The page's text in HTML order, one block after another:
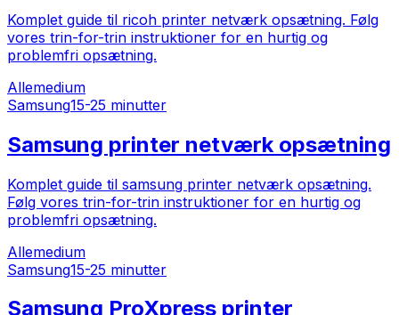
Komplet guide til ricoh printer netværk opsætning. Følg
vores trin-for-trin instruktioner for en hurtig og
problemfri opsætning.
Allemedium
Samsung15-25 minutter
Samsung printer netværk opsætning
Komplet guide til samsung printer netværk opsætning.
Følg vores trin-for-trin instruktioner for en hurtig og
problemfri opsætning.
Allemedium
Samsung15-25 minutter
Samsung ProXpress printer